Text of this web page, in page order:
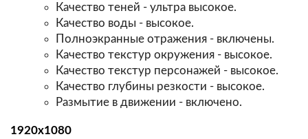
Качество теней - ультра высокое.
Качество воды - высокое.
Полноэкранные отражения - включены.
Качество текстур окружения - высокое.
Качество текстур персонажей - высокое.
Качество глубины резкости - высокое.
Размытие в движении - включено.
1920х1080